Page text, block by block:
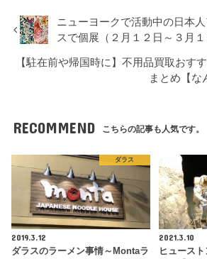
ニューヨークで活動中の日本
スで個展（２月１２日～３月１
【駐在前や帰国時に】不用品買取おす
まとめ【な
RECOMMEND こちらの記事も人気です。
ダラス
2019.3.12
ダラスのラーメン事情～Montaラ
2021.3.10
ヒュース